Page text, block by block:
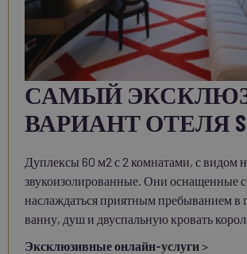
САМЫЙ
ВАРИАНТ ОТЕЛЯ
Дуплексы 60 м2 с 2 комнатами, с видом
звукоизолированные. Они оснащенные
наслаждаться приятным пребыванием в
ванну, душ и двуспальную кровать
Эксклюзивные онлайн-услуги>